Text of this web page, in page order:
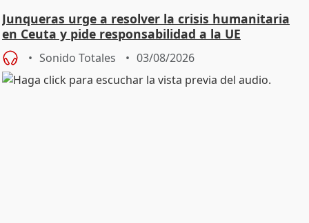
Junqueras urge a resolver la crisis humanitaria
en Ceuta y pide responsabilidad a la UE
Sonido Totales 03/08/2026